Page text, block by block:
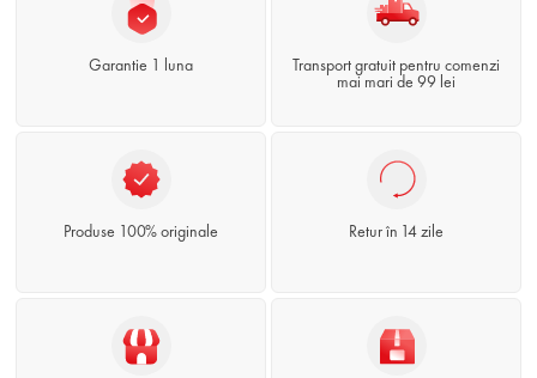
Garantie 1 luna
Transport gratuit pentru comenzi
mai mari de 99 lei
Produse 100% originale Retur în 14 zile